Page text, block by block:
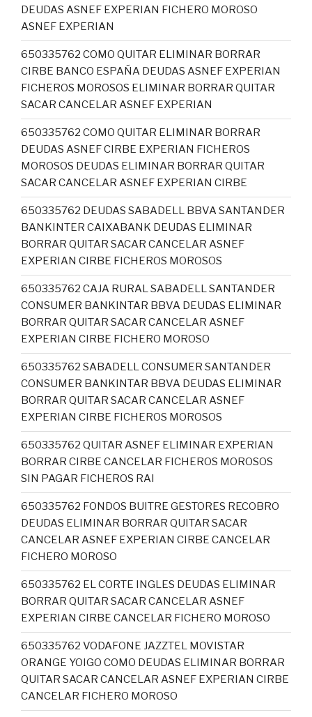
DEUDAS ASNEF EXPERIAN FICHERO MOROSO
ASNEF EXPERIAN
650335762 COMO QUITAR ELIMINAR BORRAR
CIRBE BANCO ESPAÑA DEUDAS ASNEF EXPERIAN
FICHEROS MOROSOS ELIMINAR BORRAR QUITAR
SACAR CANCELAR ASNEF EXPERIAN
650335762 COMO QUITAR ELIMINAR BORRAR
DEUDAS ASNEF CIRBE EXPERIAN FICHEROS
MOROSOS DEUDAS ELIMINAR BORRAR QUITAR
SACAR CANCELAR ASNEF EXPERIAN CIRBE
650335762 DEUDAS SABADELL BBVA SANTANDER
BANKINTER CAIXABANK DEUDAS ELIMINAR
BORRAR QUITAR SACAR CANCELAR ASNEF
EXPERIAN CIRBE FICHEROS MOROSOS
650335762 CAJA RURAL SABADELL SANTANDER
CONSUMER BANKINTAR BBVA DEUDAS ELIMINAR
BORRAR QUITAR SACAR CANCELAR ASNEF
EXPERIAN CIRBE FICHERO MOROSO
650335762 SABADELL CONSUMER SANTANDER
CONSUMER BANKINTAR BBVA DEUDAS ELIMINAR
BORRAR QUITAR SACAR CANCELAR ASNEF
EXPERIAN CIRBE FICHEROS MOROSOS
650335762 QUITAR ASNEF ELIMINAR EXPERIAN
BORRAR CIRBE CANCELAR FICHEROS MOROSOS
SIN PAGAR FICHEROS RAI
650335762 FONDOS BUITRE GESTORES RECOBRO
DEUDAS ELIMINAR BORRAR QUITAR SACAR
CANCELAR ASNEF EXPERIAN CIRBE CANCELAR
FICHERO MOROSO
650335762 EL CORTE INGLES DEUDAS ELIMINAR
BORRAR QUITAR SACAR CANCELAR ASNEF
EXPERIAN CIRBE CANCELAR FICHERO MOROSO
650335762 VODAFONE JAZZTEL MOVISTAR
ORANGE YOIGO COMO DEUDAS ELIMINAR BORRAR
QUITAR SACAR CANCELAR ASNEF EXPERIAN CIRBE
CANCELAR FICHERO MOROSO